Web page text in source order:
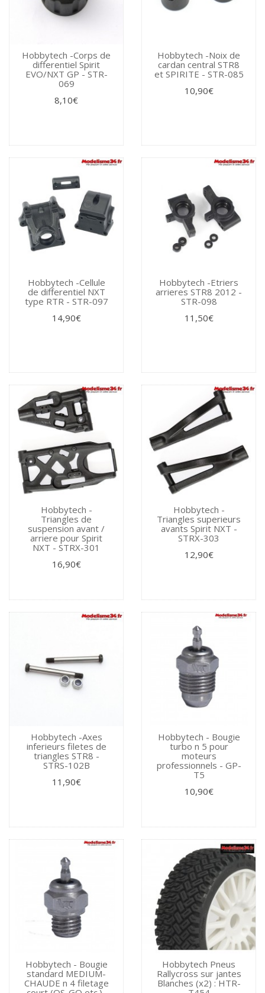
Hobbytech -Corps de
differentiel Spirit
EVO/NXT GP - STR-
069
8,10€
Hobbytech -Noix de
cardan central STR8
et SPIRITE - STR-085
10,90€
Hobbytech -Cellule
de differentiel NXT
type RTR - STR-097
14,90€
Hobbytech -Etriers
arrieres STR8 2012 -
STR-098
11,50€
Hobbytech -
Triangles de
suspension avant /
arriere pour Spirit
NXT - STRX-301
16,90€
Hobbytech -
Triangles superieurs
avants Spirit NXT -
STRX-303
12,90€
Hobbytech -Axes
inferieurs filetes de
triangles STR8 -
STRS-102B
11,90€
Hobbytech - Bougie
turbo n 5 pour
moteurs
professionnels - GP-
T5
10,90€
Hobbytech - Bougie
standard MEDIUM-
CHAUDE n 4 filetage
Hobbytech Pneus
Rallycross sur jantes
Blanches (x2) : HTR-